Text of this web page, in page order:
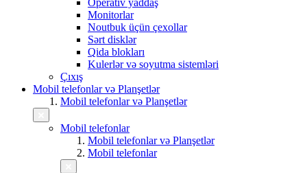
Operativ yaddaş
Monitorlar
Noutbuk üçün çexollar
Sərt disklər
Qida blokları
Kulerlər və soyutma sistemləri
Çıxış
Mobil telefonlar və Planşetlər
Mobil telefonlar və Planşetlər
Mobil telefonlar
Mobil telefonlar və Planşetlər
Mobil telefonlar